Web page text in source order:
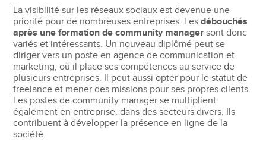
La visibilité sur les réseaux sociaux est devenue une
priorité pour de nombreuses entreprises. Lesdébouchés
après une formation de community manager sont donc
variés et intéressants. Un nouveau diplômé peut se
diriger vers un poste en agence de communication et
marketing, où il place ses compétences au service de
plusieurs entreprises. Il peut aussi opter pour le statut de
freelance et mener des missions pour ses propres clients.
Les postes de community manager se multiplient
également en entreprise, dans des secteurs divers. Ils
contribuent à développer la présence en ligne de la
société.